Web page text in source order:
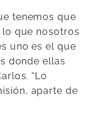
tenemos que
que nosotros
uno es el que
donde ellas
“Lo
aparte de